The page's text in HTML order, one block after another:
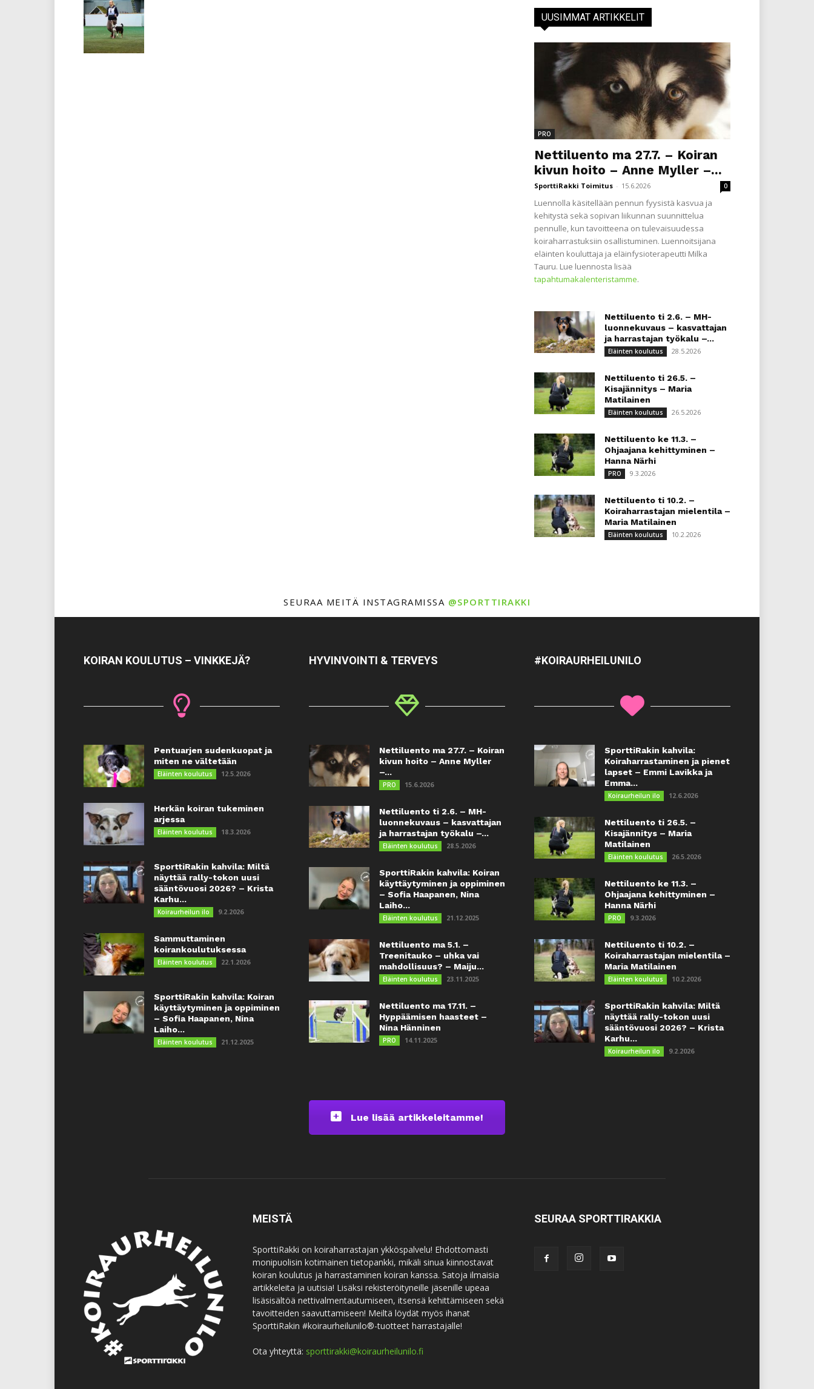
UUSIMMAT ARTIKKELIT
PRO
Nettiluento ma 27.7. – Koiran
kivun hoito – Anne Myller –...
SporttiRakki Toimitus - 15.6.2026 0
Luennolla käsitellään pennun fyysistä kasvua ja
kehitystä sekä sopivan liikunnan suunnittelua
pennulle, kun tavoitteena on tulevaisuudessa
koiraharrastuksiin osallistuminen. Luennoitsijana
eläinten kouluttaja ja eläinfysioterapeutti Milka
Tauru. Lue luennosta lisää
tapahtumakalenteristamme.
Nettiluento ti 2.6. – MH-
luonnekuvaus – kasvattajan
ja harrastajan työkalu –...
Eläinten koulutus 28.5.2026
Nettiluento ti 26.5. –
Kisajännitys – Maria
Matilainen
Eläinten koulutus 26.5.2026
Nettiluento ke 11.3. –
Ohjaajana kehittyminen –
Hanna Närhi
PRO 9.3.2026
Nettiluento ti 10.2. –
Koiraharrastajan mielentila –
Maria Matilainen
Eläinten koulutus 10.2.2026
SEURAA MEITÄ INSTAGRAMISSA @SPORTTIRAKKI
KOIRAN KOULUTUS – VINKKEJÄ?
Pentuarjen sudenkuopat ja
miten ne vältetään
Eläinten koulutus 12.5.2026
Herkän koiran tukeminen
arjessa
Eläinten koulutus 18.3.2026
SporttiRakin kahvila: Miltä
näyttää rally-tokon uusi
sääntövuosi 2026? – Krista
Karhu...
Koiraurheilun ilo 9.2.2026
Sammuttaminen
koirankoulutuksessa
Eläinten koulutus 22.1.2026
SporttiRakin kahvila: Koiran
käyttäytyminen ja oppiminen
– Sofia Haapanen, Nina
Laiho...
Eläinten koulutus 21.12.2025
HYVINVOINTI & TERVEYS
Nettiluento ma 27.7. – Koiran
kivun hoito – Anne Myller
–...
PRO 15.6.2026
Nettiluento ti 2.6. – MH-
luonnekuvaus – kasvattajan
ja harrastajan työkalu –...
Eläinten koulutus 28.5.2026
SporttiRakin kahvila: Koiran
käyttäytyminen ja oppiminen
– Sofia Haapanen, Nina
Laiho...
Eläinten koulutus 21.12.2025
Nettiluento ma 5.1. –
Treenitauko – uhka vai
mahdollisuus? – Maiju...
Eläinten koulutus 23.11.2025
Nettiluento ma 17.11. –
Hyppäämisen haasteet –
Nina Hänninen
PRO 14.11.2025
Lue lisää artikkeleitamme!
#KOIRAURHEILUNILO
SporttiRakin kahvila:
Koiraharrastaminen ja pienet
lapset – Emmi Lavikka ja
Emma...
Koiraurheilun ilo 12.6.2026
Nettiluento ti 26.5. –
Kisajännitys – Maria
Matilainen
Eläinten koulutus 26.5.2026
Nettiluento ke 11.3. –
Ohjaajana kehittyminen –
Hanna Närhi
PRO 9.3.2026
Nettiluento ti 10.2. –
Koiraharrastajan mielentila –
Maria Matilainen
Eläinten koulutus 10.2.2026
SporttiRakin kahvila: Miltä
näyttää rally-tokon uusi
sääntövuosi 2026? – Krista
Karhu...
Koiraurheilun ilo 9.2.2026
MEISTÄ
SporttiRakki on koiraharrastajan ykköspalvelu! Ehdottomasti
monipuolisin kotimainen tietopankki, mikäli sinua kiinnostavat
koiran koulutus ja harrastaminen koiran kanssa. Satoja ilmaisia
artikkeleita ja uutisia! Lisäksi rekisteröityneille jäsenille upeaa
lisäsisältöä nettivalmentautumiseen, itsensä kehittämiseen sekä
tavoitteiden saavuttamiseen! Meiltä löydät myös ihanat
SporttiRakin #koiraurheilunilo®-tuotteet harrastajalle!
Ota yhteyttä: sporttirakki@koiraurheilunilo.fi
SEURAA SPORTTIRAKKIA